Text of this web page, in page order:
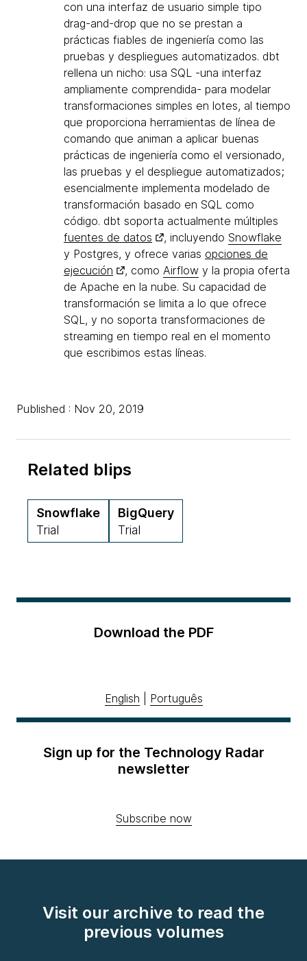
con una interfaz de usuario simple tipo
drag-and-drop que no se prestan a
prácticas fiables de ingeniería como las
pruebas y despliegues automatizados. dbt
rellena un nicho: usa SQL -una interfaz
ampliamente comprendida- para modelar
transformaciones simples en lotes, al tiempo
que proporciona herramientas de línea de
comando que animan a aplicar buenas
prácticas de ingeniería como el versionado,
las pruebas y el despliegue automatizados;
esencialmente implementa modelado de
transformación basado en SQL como
código. dbt soporta actualmente múltiples
fuentes de datos
, incluyendo Snowflake
y Postgres, y ofrece varias opciones de
ejecución
, como Airflow y la propia oferta
de Apache en la nube. Su capacidad de
transformación se limita a lo que ofrece
SQL, y no soporta transformaciones de
streaming en tiempo real en el momento
que escribimos estas líneas.
Published : Nov 20, 2019
Related blips
Snowflake
Trial
BigQuery
Trial
Download the PDF
English Português
Sign up for the Technology Radar
newsletter
Subscribe now
Visit our archive to read the
previous volumes